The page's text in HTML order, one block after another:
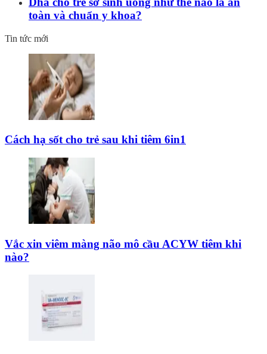
toàn và chuẩn y khoa?
Tin tức mới
Cách hạ sốt cho trẻ sau khi tiêm 6in1
Vắc xin viêm màng não mô cầu ACYW tiêm khi
nào?